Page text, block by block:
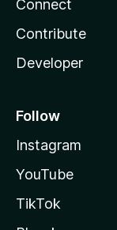
Connect
Contribute
Developer
Follow
Instagram
YouTube
TikTok